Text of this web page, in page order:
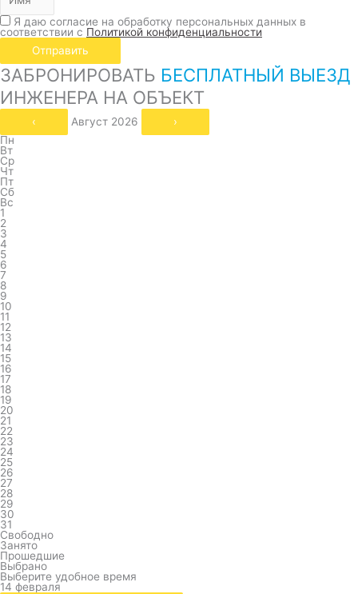
Я даю согласие на обработку персональных данных в
соответствии с Политикой конфиденциальности
Отправить
ЗАБРОНИРОВАТЬ БЕСПЛАТНЫЙ ВЫЕЗД
ИНЖЕНЕРА НА ОБЪЕКТ
‹ Август 2026
›
Пн
Вт
Ср
Чт
Пт
Сб
Вс
1
2
3
4
5
6
7
8
9
10
11
12
13
14
15
16
17
18
19
20
21
22
23
24
25
26
27
28
29
30
31
Свободно
Занято
Прошедшие
Выбрано
Выберите удобное время
14 февраля